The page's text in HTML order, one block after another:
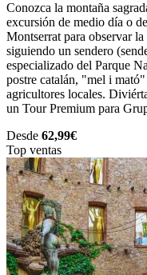
Conozca la montaña
excursión de medio día o
Montserrat para observar
siguiendo un sendero
especializado del Parque
postre catalán, "mel i
agricultores locales.
un Tour Premium para
Desde 62,99€
Top ventas